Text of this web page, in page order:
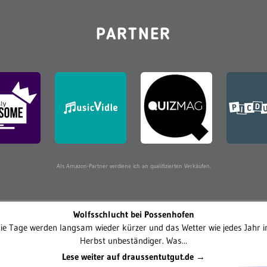
PARTNER
Als Amazon-Partner verdiene ich an qualifizierten Verkäufen.
Wolfsschlucht bei Possenhofen
Tage werden langsam wieder kürzer und das Wetter wie jedes Jahr
Herbst unbeständiger. Was...
Lese weiter auf draussentutgut.de →